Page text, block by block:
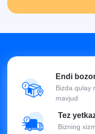
Endi
Bizda qulay
mavjud
Tez
Bizning